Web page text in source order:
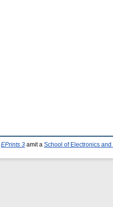
EPrints 3 amit a School of Electronics